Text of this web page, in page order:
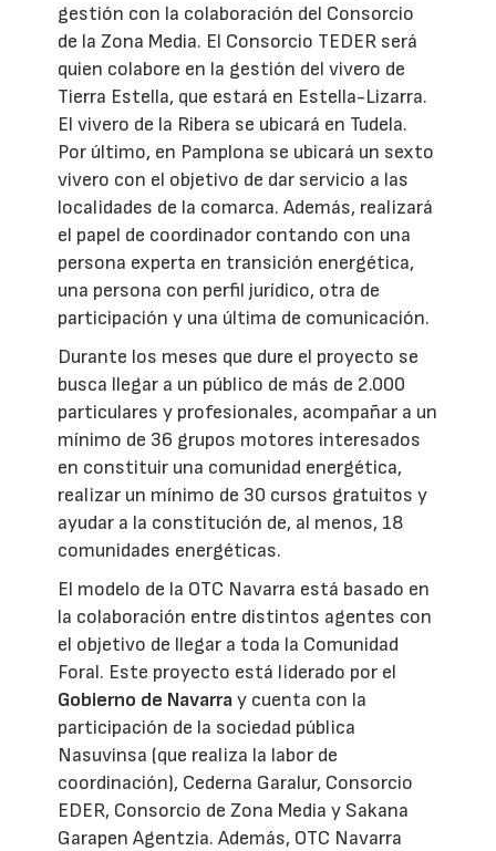
gestión con la colaboración del Consorcio
de la Zona Media. El Consorcio TEDER será
quien colabore en la gestión del vivero de
Tierra Estella, que estará en Estella-Lizarra.
El vivero de la Ribera se ubicará en Tudela.
Por último, en Pamplona se ubicará un sexto
vivero con el objetivo de dar servicio a las
localidades de la comarca. Además, realizará
el papel de coordinador contando con una
persona experta en transición energética,
una persona con perfil jurídico, otra de
participación y una última de comunicación.
Durante los meses que dure el proyecto se
busca llegar a un público de más de 2.000
particulares y profesionales, acompañar a un
mínimo de 36 grupos motores interesados
en constituir una comunidad energética,
realizar un mínimo de 30 cursos gratuitos y
ayudar a la constitución de, al menos, 18
comunidades energéticas.
El modelo de la OTC Navarra está basado en
la colaboración entre distintos agentes con
el objetivo de llegar a toda la Comunidad
Foral. Este proyecto está liderado por el
Gobierno de Navarray cuenta con la
participación de la sociedad pública
Nasuvinsa (que realiza la labor de
coordinación), Cederna Garalur, Consorcio
EDER, Consorcio de Zona Media y Sakana
Garapen Agentzia. Además, OTC Navarra